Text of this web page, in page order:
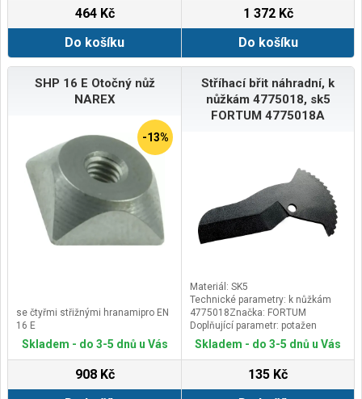
464 Kč
Do košíku
1 372 Kč
Do košíku
SHP 16 E Otočný nůž
NAREX
-13%
se čtyřmi střižnými hranamipro EN
16 E
Skladem - do 3-5 dnů u Vás
908 Kč
Stříhací břit náhradní, k
nůžkám 4775018, sk5
FORTUM 4775018A
Materiál: SK5
Technické parametry: k nůžkám
4775018Značka: FORTUM
Doplňující parametr: potažen
teflonem
Skladem - do 3-5 dnů u Vás
135 Kč